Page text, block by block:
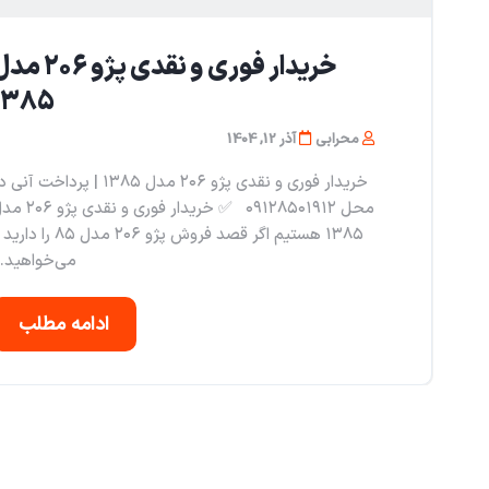
خریدار فوری و نقدی
محرابی آذر 12, 1404
خریدار فوری و نقدی پژو ۲۰۶ مدل ۱۳۸۵ | پرداخت
محل ۰۹۱۲۸۵۰۱۹۱۲ ✅ خریدار
۱۳۸۵ هستیم اگر قصد فروش پژو ۲۰۶ مدل
ادامه مطلب